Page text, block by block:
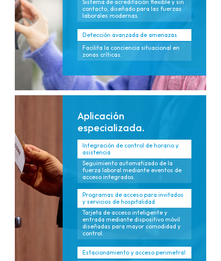
Sistema de acreditación flexible y sin
contacto, diseñado para las fuerzas
laborales modernas.
Detección avanzada de amenazas
Facilita la conciencia situacional en
zonas críticas.
Aplicación
especializada.
Integración de control de horario y
asistencia
Seguimiento automatizado de la
fuerza laboral mediante eventos de
acceso integrados.
Programas de acceso para invitados
y servicios de hospitalidad
Tarjeta de acceso inteligente y
entrada mediante dispositivo móvil
diseñadas para mayor comodidad y
control.
Estacionamiento y acceso perimetral